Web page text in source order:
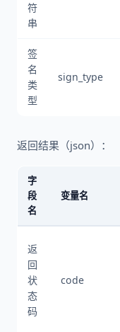
符
串
签
名
类
型
sign_type
返回结果（json）：
字
段
名
变量名
返
回
状
态
码
code